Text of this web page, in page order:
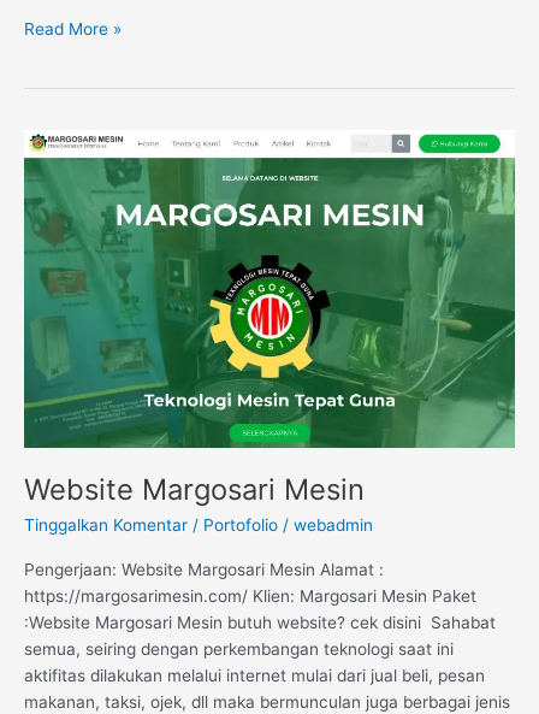
Read More »
Website Margosari Mesin
Tinggalkan Komentar / Portofolio / webadmin
Pengerjaan: Website Margosari Mesin Alamat :
https://margosarimesin.com/ Klien: Margosari Mesin Paket
:Website Margosari Mesin butuh website? cek disini Sahabat
semua, seiring dengan perkembangan teknologi saat ini
aktifitas dilakukan melalui internet mulai dari jual beli, pesan
makanan, taksi, ojek, dll maka bermunculan juga berbagai jenis
Website
Margosari
Mesin